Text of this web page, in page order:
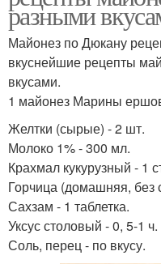
разными
Майонез по Дюкану
вкуснейшие рецепты
вкусами.
1 майонез Марины
Желтки (сырые) - 2 шт.
Молоко 1% - 300 мл.
Крахмал кукурузный - 1
Горчица (домашняя, без
Сахзам - 1 таблетка.
Уксус столовый - 0, 5-1
Соль, перец - по вкусу.